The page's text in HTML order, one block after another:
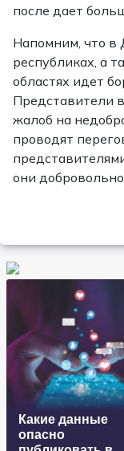
после дает
Напомним, что в
республиках, а
областях идет
Представители
жалоб на
проводят
они
Какие данные
опасно